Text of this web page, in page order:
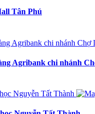
Tân Phú
Agribank chi nhánh